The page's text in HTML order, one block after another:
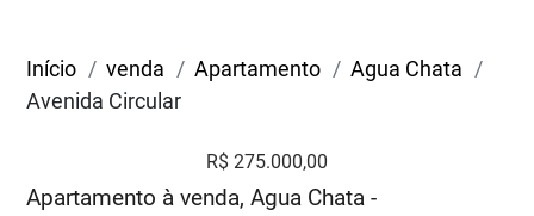
Início venda Apartamento
Agua Chata
Avenida Circular
R$ 275.000,00
Apartamento à venda, Agua Chata -